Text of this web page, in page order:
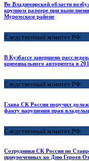
Во Владимирской области
крупном размере при
Муромском районе
Следственный комитет РФ
В Кузбассе завершено
криминального авторитета в
Следственный комитет РФ
Глава СК России поручил
факту нарушения прав
Следственный комитет РФ
Сотрудники СК России по
приуроченных ко Дню Героев